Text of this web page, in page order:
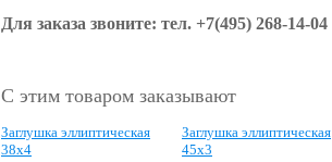
Для заказа звоните: тел. +7(495) 268-14-04
С этим товаром заказывают
Заглушка эллиптическая
38х4
Заглушка эллиптическая
45х3